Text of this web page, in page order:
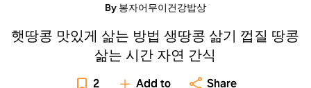
By 봉자어무이건강밥상
햇땅콩 맛있게 삶는 방법 생땅콩 삶기 껍질 땅콩
삶는 시간 자연 간식
2 Add to Share